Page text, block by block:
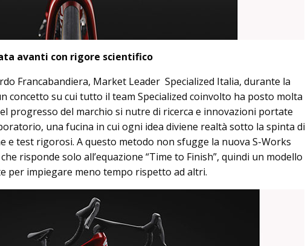
avanti con rigore scientifico
Francabandiera, Market Leader Specialized Italia, durante la
concetto su cui tutto il team Specialized coinvolto ha posto molta
progresso del marchio si nutre di ricerca e innovazioni portate
una fucina in cui ogni idea diviene realtà sotto la spinta di
e test rigorosi. A questo metodo non sfugge la nuova S-Works
risponde solo all’equazione “Time to Finish”, quindi un modello
per impiegare meno tempo rispetto ad altri.